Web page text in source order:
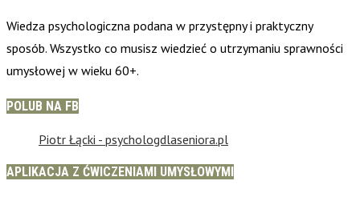
Wiedza psychologiczna podana w przystępny i praktyczny
sposób. Wszystko co musisz wiedzieć o utrzymaniu sprawności
umysłowej w wieku 60+.
POLUB NA FB
Piotr Łącki - psychologdlaseniora.pl
APLIKACJA Z ĆWICZENIAMI UMYSŁOWYMI